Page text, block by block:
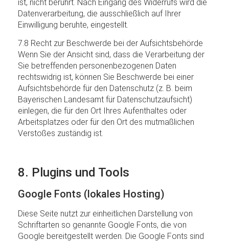
ist, nicht berührt. Nach Eingang des Widerrufs wird die
Datenverarbeitung, die ausschließlich auf Ihrer
Einwilligung beruhte, eingestellt.
7.8 Recht zur Beschwerde bei der Aufsichtsbehörde
Wenn Sie der Ansicht sind, dass die Verarbeitung der
Sie betreffenden personenbezogenen Daten
rechtswidrig ist, können Sie Beschwerde bei einer
Aufsichtsbehörde für den Datenschutz (z. B. beim
Bayerischen Landesamt für Datenschutzaufsicht)
einlegen, die für den Ort Ihres Aufenthaltes oder
Arbeitsplatzes oder für den Ort des mutmaßlichen
Verstoßes zuständig ist.
8. Plugins und Tools
Google Fonts (lokales Hosting)
Diese Seite nutzt zur einheitlichen Darstellung von
Schriftarten so genannte Google Fonts, die von
Google bereitgestellt werden. Die Google Fonts sind